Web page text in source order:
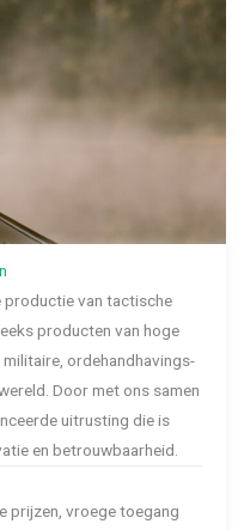
productie van tactische
producten van hoge
ordehandhavings-
Door met ons samen
uitrusting die is
en betrouwbaarheid.
prijzen, vroege toegang